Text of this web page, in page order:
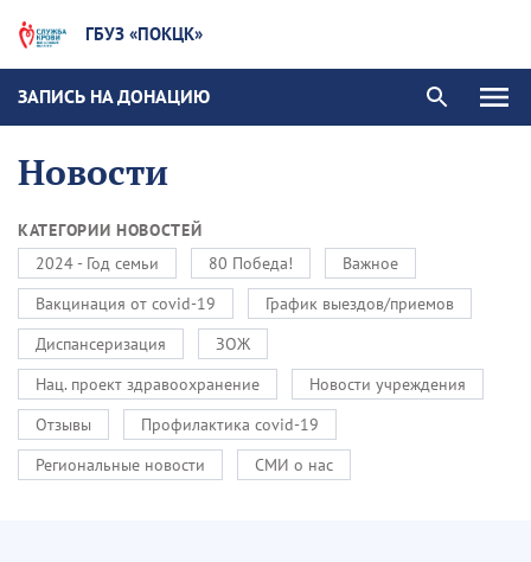
ГБУЗ «ПОКЦК»
ЗАПИСЬ НА ДОНАЦИЮ
Новости
КАТЕГОРИИ НОВОСТЕЙ
2024 - Год семьи
80 Победа!
Важное
Вакцинация от covid-19
График выездов/приемов
Диспансеризация
ЗОЖ
Нац. проект здравоохранение
Новости учреждения
Отзывы
Профилактика covid-19
Региональные новости
СМИ о нас